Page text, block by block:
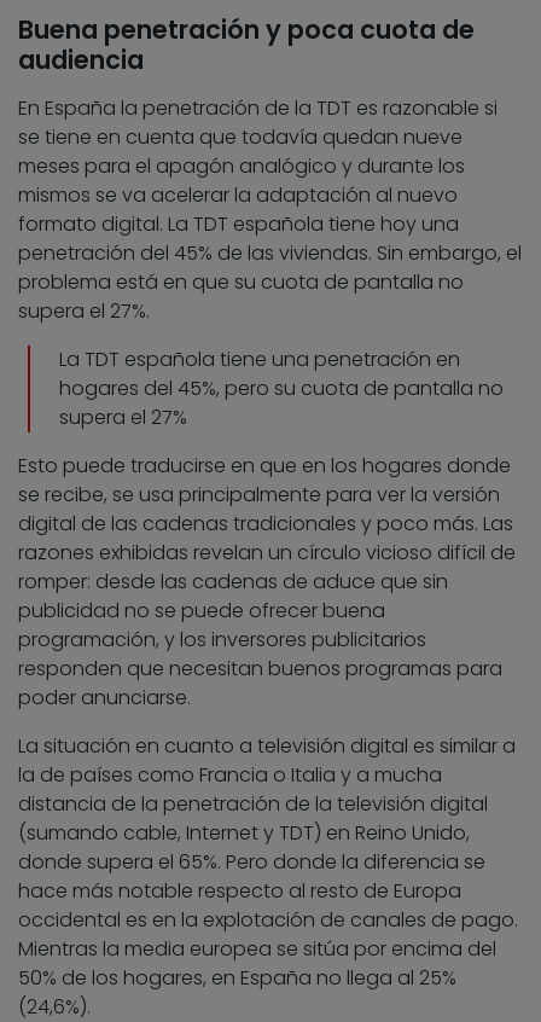
Buena penetración y poca cuota de
audiencia
En España la penetración de la TDT es razonable si
se tiene en cuenta que todavía quedan nueve
meses para el apagón analógico y durante los
mismos se va acelerar la adaptación al nuevo
formato digital. La TDT española tiene hoy una
penetración del 45% de las viviendas. Sin embargo, el
problema está en que su cuota de pantalla no
supera el 27%.
La TDT española tiene una penetración en
hogares del 45%, pero su cuota de pantalla no
supera el 27%
Esto puede traducirse en que en los hogares donde
se recibe, se usa principalmente para ver la versión
digital de las cadenas tradicionales y poco más. Las
razones exhibidas revelan un círculo vicioso difícil de
romper: desde las cadenas de aduce que sin
publicidad no se puede ofrecer buena
programación, y los inversores publicitarios
responden que necesitan buenos programas para
poder anunciarse.
La situación en cuanto a televisión digital es similar a
la de países como Francia o Italia y a mucha
distancia de la penetración de la televisión digital
(sumando cable, Internet y TDT) en Reino Unido,
donde supera el 65%. Pero donde la diferencia se
hace más notable respecto al resto de Europa
occidental es en la explotación de canales de pago.
Mientras la media europea se sitúa por encima del
50% de los hogares, en España no llega al 25%
(24,6%).